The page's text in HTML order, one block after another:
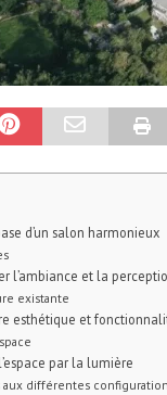
d’un salon harmonieux
l’ambiance et la
existante
esthétique et
par la lumière
aux différentes